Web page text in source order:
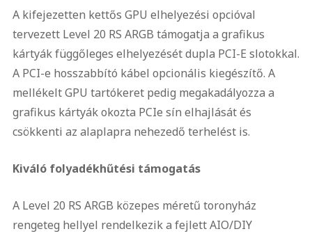
A kifejezetten kettős GPU elhelyezési opcióval
tervezett Level 20 RS ARGB támogatja a grafikus
kártyák függőleges elhelyezését dupla PCI-E slotokkal.
A PCI-e hosszabbító kábel opcionális kiegészítő. A
mellékelt GPU tartókeret pedig megakadályozza a
grafikus kártyák okozta PCIe sín elhajlását és
csökkenti az alaplapra nehezedő terhelést is.
Kiváló folyadékhűtési támogatás
A Level 20 RS ARGB közepes méretű toronyház
rengeteg hellyel rendelkezik a fejlett AIO/DIY